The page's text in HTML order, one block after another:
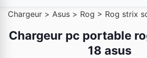
Chargeur > Asus > Rog > Rog strix
Chargeur pc portable
18 asus